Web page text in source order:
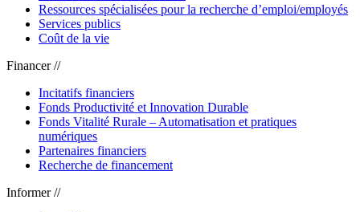
Ressources spécialisées pour la recherche d’emploi/employés
Services publics
Coût de la vie
Financer //
Incitatifs financiers
Fonds Productivité et Innovation Durable
Fonds Vitalité Rurale – Automatisation et pratiques
numériques
Partenaires financiers
Recherche de financement
Informer //